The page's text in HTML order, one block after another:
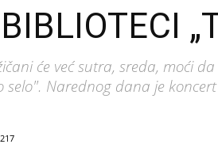
će već sutra, sreda, moći
Narednog dana je
217